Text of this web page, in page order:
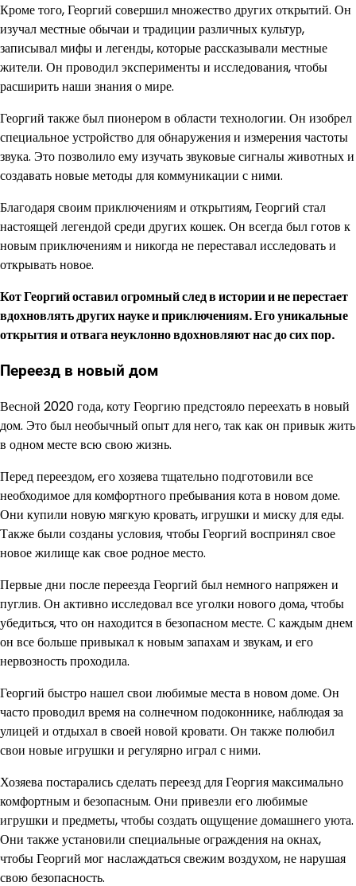
Кроме того, Георгий совершил множество других открытий. Он
изучал местные обычаи и традиции различных культур,
записывал мифы и легенды, которые рассказывали местные
жители. Он проводил эксперименты и исследования, чтобы
расширить наши знания о мире.
Георгий также был пионером в области технологии. Он изобрел
специальное устройство для обнаружения и измерения частоты
звука. Это позволило ему изучать звуковые сигналы животных и
создавать новые методы для коммуникации с ними.
Благодаря своим приключениям и открытиям, Георгий стал
настоящей легендой среди других кошек. Он всегда был готов к
новым приключениям и никогда не переставал исследовать и
открывать новое.
Кот Георгий оставил огромный след в истории и не перестает
вдохновлять других науке и приключениям. Его уникальные
открытия и отвага неуклонно вдохновляют нас до сих пор.
Переезд в новый дом
Весной 2020 года, коту Георгию предстояло переехать в новый
дом. Это был необычный опыт для него, так как он привык жить
в одном месте всю свою жизнь.
Перед переездом, его хозяева тщательно подготовили все
необходимое для комфортного пребывания кота в новом доме.
Они купили новую мягкую кровать, игрушки и миску для еды.
Также были созданы условия, чтобы Георгий воспринял свое
новое жилище как свое родное место.
Первые дни после переезда Георгий был немного напряжен и
пуглив. Он активно исследовал все уголки нового дома, чтобы
убедиться, что он находится в безопасном месте. С каждым днем
он все больше привыкал к новым запахам и звукам, и его
нервозность проходила.
Георгий быстро нашел свои любимые места в новом доме. Он
часто проводил время на солнечном подоконнике, наблюдая за
улицей и отдыхал в своей новой кровати. Он также полюбил
свои новые игрушки и регулярно играл с ними.
Хозяева постарались сделать переезд для Георгия максимально
комфортным и безопасным. Они привезли его любимые
игрушки и предметы, чтобы создать ощущение домашнего уюта.
Они также установили специальные ограждения на окнах,
чтобы Георгий мог наслаждаться свежим воздухом, не нарушая
свою безопасность.